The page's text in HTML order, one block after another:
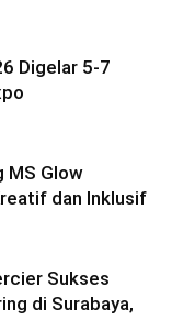
Digelar 5-7
MS Glow
dan Inklusif
Sukses
di Surabaya,